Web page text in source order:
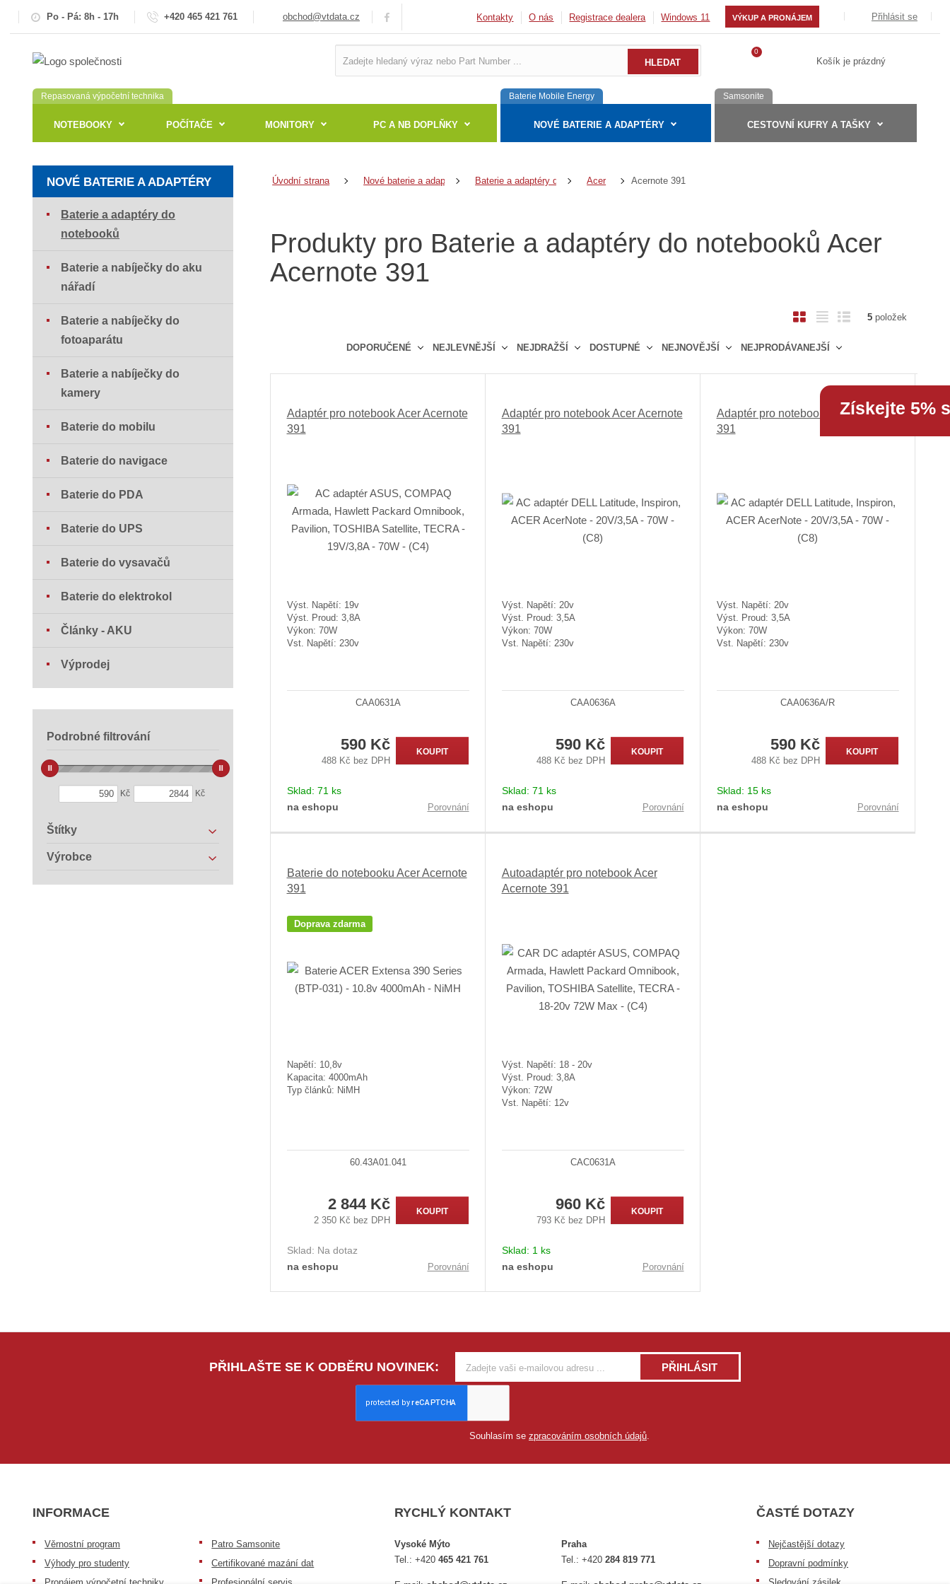
Po - Pá: 8h - 17h +420 465 421 761 obchod@vtdata.cz Kontakty O nás Registrace dealera Windows 11 VÝKUP A PRONÁJEM Přihlásit se
0
Košík je prázdný
Repasovaná výpočetní technika
NOTEBOOKY POČÍTAČE MONITORY PC A NB DOPLŇKY
Baterie Mobile Energy
NOVÉ BATERIE A ADAPTÉRY
Samsonite
CESTOVNÍ KUFRY A TAŠKY
Úvodní strana Nové baterie a adaptéry Baterie a adaptéry do notebooků
Acer Acernote 391
Produkty pro Baterie a adaptéry do notebooků Acer
Acernote 391
DOPORUČENÉ NEJLEVNĚJŠÍ NEJDRAŽŠÍ DOSTUPNÉ NEJNOVĚJŠÍ NEJPRODÁVANEJŠÍ
e
d
u
k
r
o
p
s
T
b
l
v
p
i
o
v
v
s
5položek
Adaptér pro notebook Acer Acernote
391
Výst. Napětí: 19v
Výst. Proud: 3,8A
Výkon: 70W
Vst. Napětí: 230v
CAA0631A
590 Kč
488 Kč bez DPH
KOUPIT
Sklad: 71 ks
na eshopu
Porovnání
Adaptér pro notebook Acer Acernote
391
Výst. Napětí: 20v
Výst. Proud: 3,5A
Výkon: 70W
Vst. Napětí: 230v
CAA0636A
590 Kč
488 Kč bez DPH
KOUPIT
Sklad: 71 ks
na eshopu
Porovnání
Adaptér pro notebook Acer Acernote
391
Výst. Napětí: 20v
Výst. Proud: 3,5A
Výkon: 70W
Vst. Napětí: 230v
CAA0636A/R
590 Kč
488 Kč bez DPH
KOUPIT
Sklad: 15 ks
na eshopu
Porovnání
Baterie do notebooku Acer Acernote
391
Doprava zdarma
Napětí: 10,8v
Kapacita: 4000mAh
Typ článků: NiMH
60.43A01.041
2 844 Kč
2 350 Kč bez DPH
KOUPIT
Sklad: Na dotaz
na eshopu
Porovnání
Autoadaptér pro notebook Acer
Acernote 391
Výst. Napětí: 18 - 20v
Výst. Proud: 3,8A
Výkon: 72W
Vst. Napětí: 12v
CAC0631A
960 Kč
793 Kč bez DPH
KOUPIT
Sklad: 1 ks
na eshopu
Porovnání
NOVÉ BATERIE A ADAPTÉRY
Baterie a adaptéry do
notebooků
Baterie a nabíječky do aku
nářadí
Baterie a nabíječky do
fotoaparátu
Baterie a nabíječky do
kamery
Baterie do mobilu
Baterie do navigace
Baterie do PDA
Baterie do UPS
Baterie do vysavačů
Baterie do elektrokol
Články - AKU
Výprodej
Podrobné filtrování
Kč Kč
Štítky
Výrobce
PŘIHLAŠTE SE K ODBĚRU NOVINEK: PŘIHLÁSIT
Souhlasím se zpracováním osobních údajů.
INFORMACE
Věrnostní program
Výhody pro studenty
Patro Samsonite
Certifikované mazání dat
Získejte 5%
RYCHLÝ KONTAKT
Vysoké Mýto
Tel.:+420465 421 761
Praha
Tel.:+420284 819 771
ČASTÉ DOTAZY
Nejčastější dotazy
Dopravní podmínky